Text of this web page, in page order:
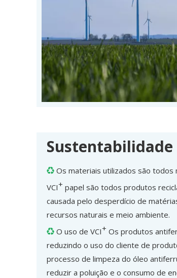
Sustentabilidade
 Os materiais utilizados são todos
VCI+ papel são todos produtos
causada pelo desperdício de
recursos naturais e meio ambiente.
 O uso de VCI+ Os produtos
reduzindo o uso do cliente de
processo de limpeza do óleo
reduzir a poluição e o consumo de